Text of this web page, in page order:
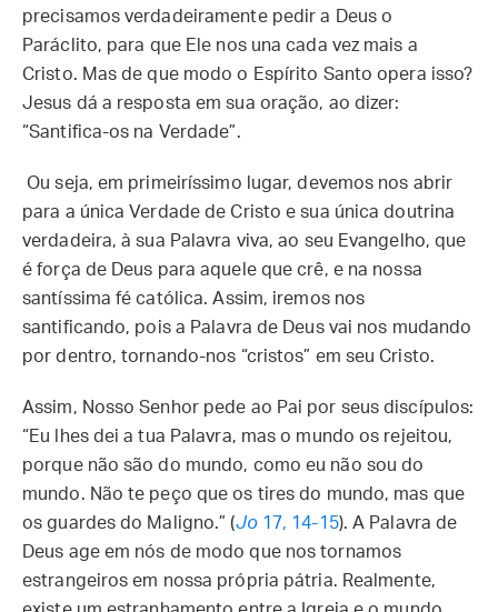
precisamos verdadeiramente pedir a Deus o
Paráclito, para que Ele nos una cada vez mais a
Cristo. Mas de que modo o Espírito Santo opera isso?
Jesus dá a resposta em sua oração, ao dizer:
“Santifica-os na Verdade”.
Ou seja, em primeiríssimo lugar, devemos nos abrir
para a única Verdade de Cristo e sua única doutrina
verdadeira, à sua Palavra viva, ao seu Evangelho, que
é força de Deus para aquele que crê, e na nossa
santíssima fé católica. Assim, iremos nos
santificando, pois a Palavra de Deus vai nos mudando
por dentro, tornando-nos “cristos” em seu Cristo.
Assim, Nosso Senhor pede ao Pai por seus discípulos:
“Eu lhes dei a tua Palavra, mas o mundo os rejeitou,
porque não são do mundo, como eu não sou do
mundo. Não te peço que os tires do mundo, mas que
os guardes do Maligno.” (Jo17, 14-15). A Palavra de
Deus age em nós de modo que nos tornamos
estrangeiros em nossa própria pátria. Realmente,